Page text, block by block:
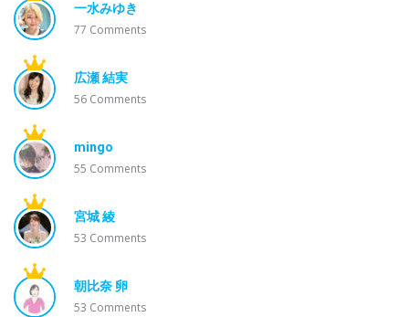
一水みゆき
77 Comments
広瀬 結実
56 Comments
mingo
55 Comments
宮城 綾
53 Comments
朝比奈 卵
53 Comments